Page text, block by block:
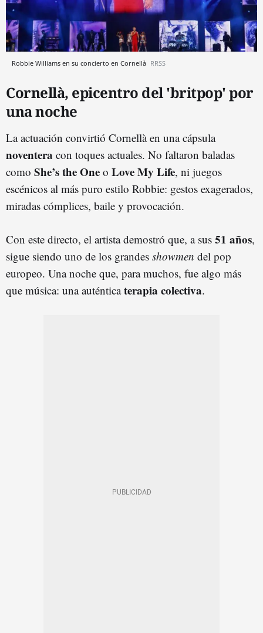
Robbie Williams en su concierto en Cornellà RRSS
Cornellà, epicentro del 'britpop' por
una noche
La actuación convirtió Cornellà en una cápsula
noventera con toques actuales. No faltaron baladas
como She’s the One o Love My Life, ni juegos
escénicos al más puro estilo Robbie: gestos exagerados,
miradas cómplices, baile y provocación.
Con este directo, el artista demostró que, a sus 51 años,
sigue siendo uno de los grandes showmen del pop
europeo. Una noche que, para muchos, fue algo más
que música: una auténticaterapia colectiva.